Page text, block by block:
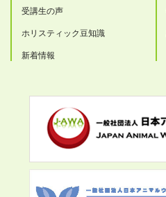
受講生の声
ホリスティック豆知識
新着情報